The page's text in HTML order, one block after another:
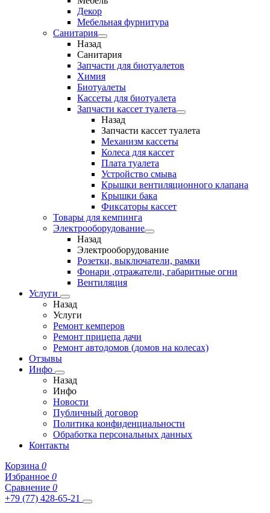
Декор
Мебельная фурнитура
Санитария
Назад
Санитария
Запчасти для биотуалетов
Химия
Биотуалеты
Кассеты для биотуалета
Запчасти кассет туалета
Назад
Запчасти кассет туалета
Механизм кассеты
Колеса для кассет
Плата туалета
Устройство смыва
Крышки вентиляционного клапана
Крышки бака
Фиксаторы кассет
Товары для кемпинга
Электрооборудование
Назад
Электрооборудование
Розетки, выключатели, рамки
Фонари ,отражатели, габаритные огни
Вентиляция
Услуги
Назад
Услуги
Ремонт кемперов
Ремонт прицепа дачи
Ремонт автодомов (домов на колесах)
Отзывы
Инфо
Назад
Инфо
Новости
Публичный договор
Политика конфиденциальности
Обработка персональных данных
Контакты
Корзина 0
Избранное 0
Сравнение 0
+79 (77) 428-65-21